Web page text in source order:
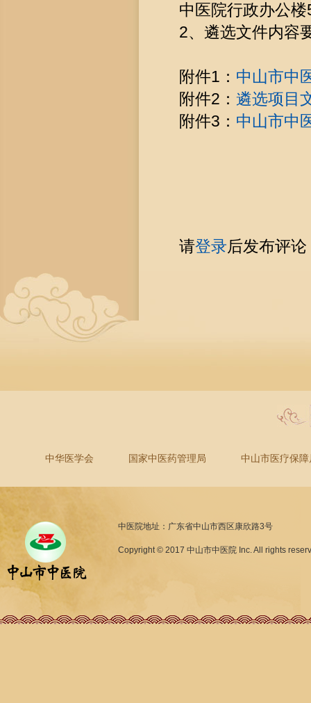
中医院行政办公
2、遴选文件内容
附件1： 中山市中
附件2： 遴选项目
附件3： 中山市中
请登录后发布评论
中华医学会 国家中医药管理局 中山市医疗保障
中医院地址：广东省中山市西区康欣路3号
Copyright © 2017 中山市中医院 Inc. All rights